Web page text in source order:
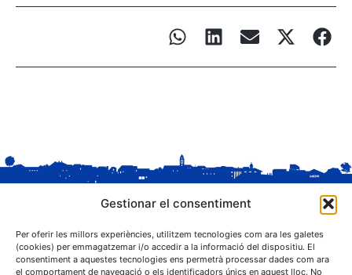
Gestionar el consentiment
Per oferir les millors experiències, utilitzem tecnologies com ara les galetes
(cookies) per emmagatzemar i/o accedir a la informació del dispositiu. El
consentiment a aquestes tecnologies ens permetrà processar dades com ara
el comportament de navegació o els identificadors únics en aquest lloc. No